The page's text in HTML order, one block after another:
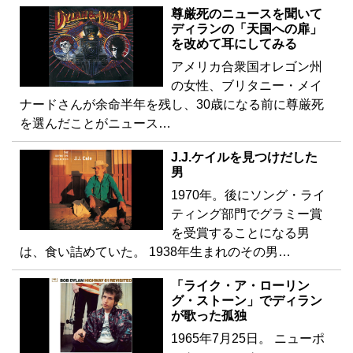
尊厳死のニュースを聞いて
ディランの「天国への扉」
を改めて耳にしてみる
アメリカ合衆国オレゴン州
の女性、ブリタニー・メイ
ナードさんが余命半年を残し、30歳になる前に尊厳死
を選んだことがニュース…
J.J.ケイルを見つけだした
男
1970年。後にソング・ライ
ティング部門でグラミー賞
を受賞することになる男
は、食い詰めていた。 1938年生まれのその男…
「ライク・ア・ローリン
グ・ストーン」でディラン
が歌った孤独
1965年7月25日。 ニューポ